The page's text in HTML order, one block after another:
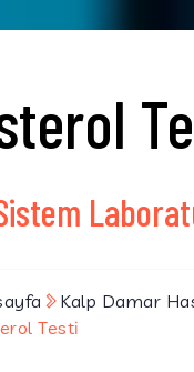
Kalp Damar
Testi